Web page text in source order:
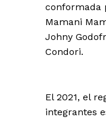
conformada
Mamani
Johny
Condori.
El 2021, el
integrantes